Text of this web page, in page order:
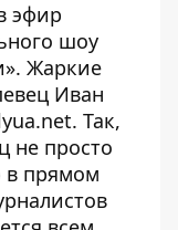
эфир
шоу
Жаркие
Иван
. Так,
не просто
в прямом